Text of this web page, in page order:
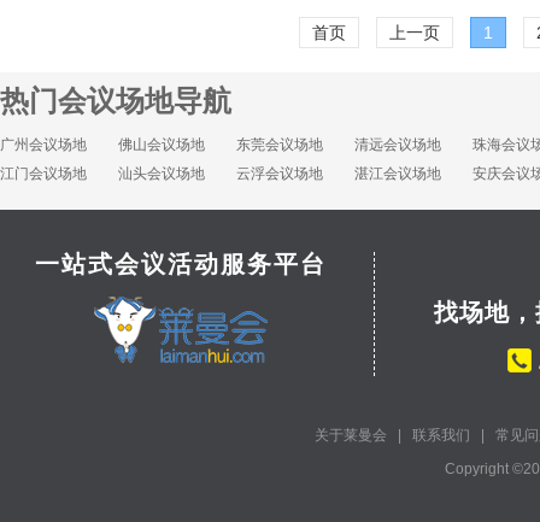
首页 上一页 1
热门会议场地导航
广州会议场地 佛山会议场地 东莞会议场地 清远会议场地
珠海会议
江门会议场地
汕头会议场地 云浮会议场地 湛江会议场地 安庆会议
一站式会议活动服务平台
找场地
关于莱曼会 联系我们
常见
Copyright